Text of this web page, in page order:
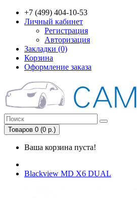
+7 (499) 404-10-53
Личный кабинет
Регистрация
Авторизация
Закладки (0)
Корзина
Оформление заказа
Товаров 0 (0 р.)
Ваша корзина пуста!
Blackview MD X6 DUAL